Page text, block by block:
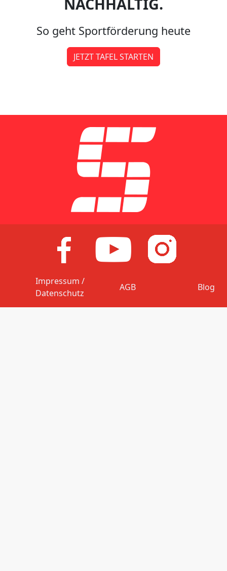
So geht Sportförderung heute
JETZT TAFEL STARTEN
Impressum /
Datenschutz
AGB Blog